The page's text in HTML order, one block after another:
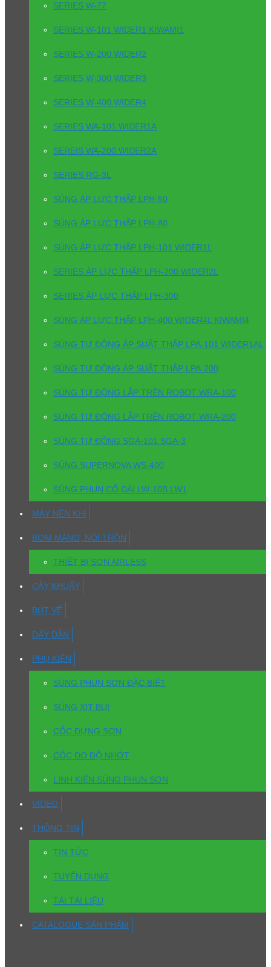
SERIES W-77
SERIES W-101 WIDER1 KIWAMI1
SERIES W-200 WIDER2
SERIES W-300 WIDER3
SERIES W-400 WIDER4
SERIES WA-101 WIDER1A
SEREIS WA-200 WIDER2A
SERIES RG-3L
SÚNG ÁP LỰC THẤP LPH-50
SÚNG ÁP LỰC THẤP LPH-80
SÚNG ÁP LỰC THẤP LPH-101 WIDER1L
SERIES ÁP LỰC THẤP LPH-200 WIDER2L
SERIES ÁP LỰC THẤP LPH-300
SÚNG ÁP LỰC THẤP LPH-400 WIDER4L KIWAMI4
SÚNG TỰ ĐỘNG ÁP SUẤT THẤP LPA-101 WIDER1AL
SÚNG TỰ ĐỘNG ÁP SUẤT THẤP LPA-200
SÚNG TỰ ĐỘNG LẮP TRÊN ROBOT WRA-100
SÚNG TỰ ĐỘNG LẮP TRÊN ROBOT WRA-200
SÚNG TỰ ĐỘNG SGA-101 SGA-3
SÚNG SUPERNOVA WS-400
SÚNG PHUN CỔ DÀI LW-10B LW1
MÁY NÉN KHÍ
BƠM MÀNG, NỒI TRỘN
THIẾT BỊ SƠN AIRLESS
CÂY KHUẤY
BÚT VẼ
DÂY DẪN
PHỤ KIỆN
SÚNG PHUN SƠN ĐẶC BIỆT
SÚNG XỊT BỤI
CỐC ĐỰNG SƠN
CỐC ĐO ĐỘ NHỚT
LINH KIỆN SÚNG PHUN SƠN
VIDEO
THÔNG TIN
TIN TỨC
TUYỂN DỤNG
TẢI TÀI LIỆU
CATALOGUE SẢN PHẨM